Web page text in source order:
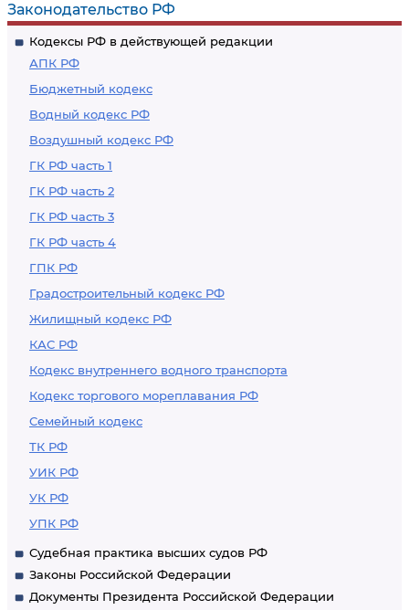
Законодательство РФ
Кодексы РФ в действующей редакции
АПК РФ
Бюджетный кодекс
Водный кодекс РФ
Воздушный кодекс РФ
ГК РФ часть 1
ГК РФ часть 2
ГК РФ часть 3
ГК РФ часть 4
ГПК РФ
Градостроительный кодекс РФ
Жилищный кодекс РФ
КАС РФ
Кодекс внутреннего водного транспорта
Кодекс торгового мореплавания РФ
Семейный кодекс
ТК РФ
УИК РФ
УК РФ
УПК РФ
Судебная практика высших судов РФ
Законы Российской Федерации
Документы Президента Российской Федерации